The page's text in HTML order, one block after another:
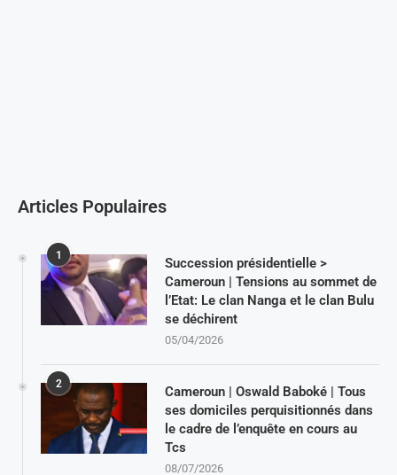
Articles Populaires
1
Succession présidentielle >
Cameroun | Tensions au sommet de
l’Etat: Le clan Nanga et le clan Bulu
se déchirent
05/04/2026
2
Cameroun | Oswald Baboké | Tous
ses domiciles perquisitionnés dans
le cadre de l’enquête en cours au
Tcs
08/07/2026